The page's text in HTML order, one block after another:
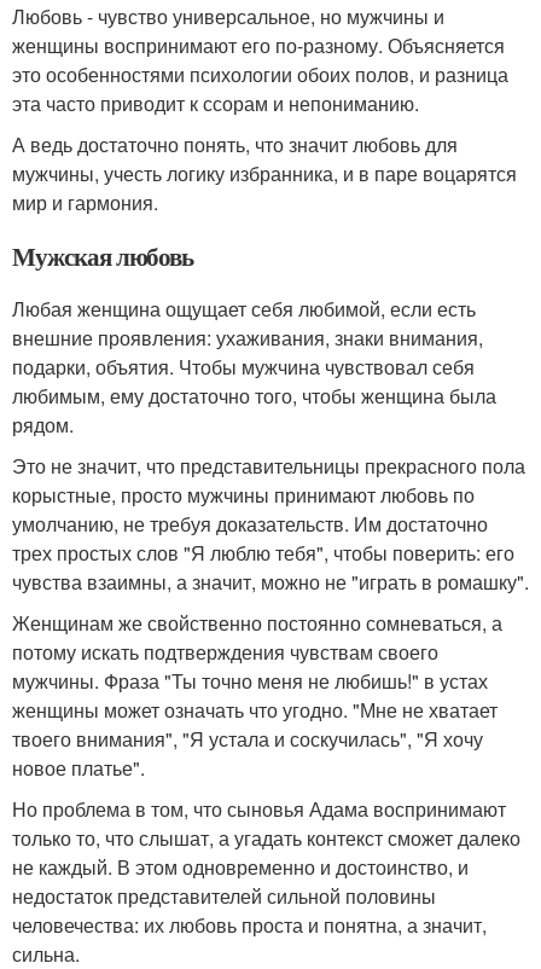
Любовь - чувство универсальное, но мужчины и
женщины воспринимают его по-разному. Объясняется
это особенностями психологии обоих полов, и разница
эта часто приводит к ссорам и непониманию.
А ведь достаточно понять, что значит любовь для
мужчины, учесть логику избранника, и в паре воцарятся
мир и гармония.
Мужская любовь
Любая женщина ощущает себя любимой, если есть
внешние проявления: ухаживания, знаки внимания,
подарки, объятия. Чтобы мужчина чувствовал себя
любимым, ему достаточно того, чтобы женщина была
рядом.
Это не значит, что представительницы прекрасного пола
корыстные, просто мужчины принимают любовь по
умолчанию, не требуя доказательств. Им достаточно
трех простых слов "Я люблю тебя", чтобы поверить: его
чувства взаимны, а значит, можно не "играть в ромашку".
Женщинам же свойственно постоянно сомневаться, а
потому искать подтверждения чувствам своего
мужчины. Фраза "Ты точно меня не любишь!" в устах
женщины может означать что угодно. "Мне не хватает
твоего внимания", "Я устала и соскучилась", "Я хочу
новое платье".
Но проблема в том, что сыновья Адама воспринимают
только то, что слышат, а угадать контекст сможет далеко
не каждый. В этом одновременно и достоинство, и
недостаток представителей сильной половины
человечества: их любовь проста и понятна, а значит,
сильна.